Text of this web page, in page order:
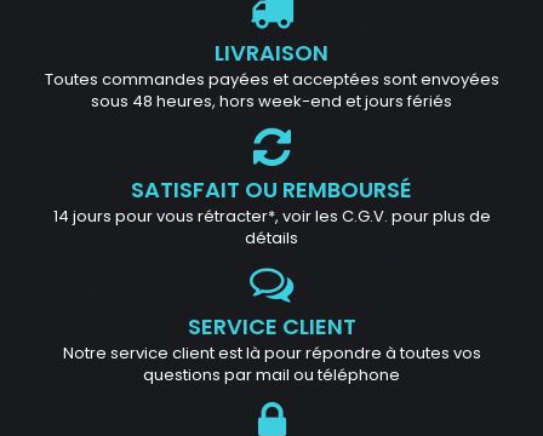
LIVRAISON
Toutes commandes payées et acceptées sont envoyées
sous 48 heures, hors week-end et jours fériés
SATISFAIT OU REMBOURSÉ
14 jours pour vous rétracter*, voir les C.G.V. pour plus de
détails
SERVICE CLIENT
Notre service client est là pour répondre à toutes vos
questions par mail ou téléphone